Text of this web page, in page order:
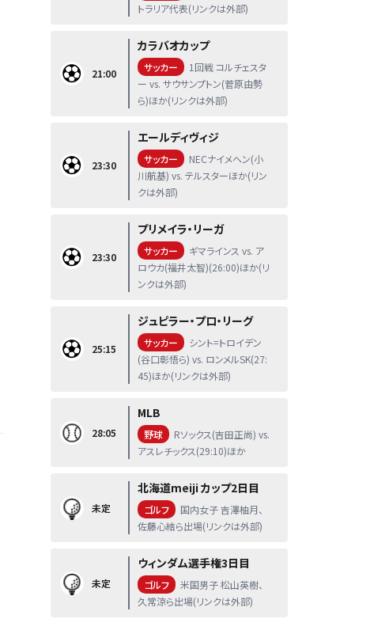
トラリア代表(リンクは外部)
21:00
カラバオカップ
サッカー
1回戦 コルチェスタ
ー vs. サウサンプトン(菅原由勢
ら)ほか(リンクは外部)
23:30
エールディヴィジ
サッカー
NECナイメヘン(小
川航基) vs. テルスターほか(リン
クは外部)
23:30
プリメイラ・リーガ
サッカー
ギマラインス vs. ア
ロウカ(福井太智)(26:00)ほか(リ
ンクは外部)
25:15
ジュピラー・プロ・リーグ
サッカー
シント=トロイデン
(谷口彰悟ら) vs. ロンメルSK(27:
45)ほか(リンクは外部)
28:05
MLB
野球
Rソックス(吉田正尚) vs.
アスレチックス(29:10)ほか
未定
北海道meiji カップ2日目
ゴルフ
国内女子 吉澤柚月、
佐藤心結ら出場(リンクは外部)
未定
ウィンダム選手権3日目
ゴルフ
米国男子 松山英樹、
久常涼ら出場(リンクは外部)